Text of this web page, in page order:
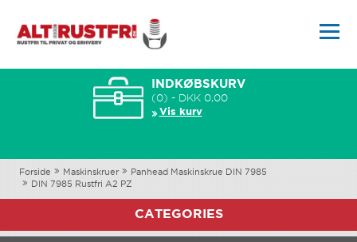
INDKØBSKURV
(0) - DKK 0,00
Vis kurv
Forside Maskinskruer
Panhead Maskinskrue DIN 7985
DIN 7985 Rustfri A2 PZ
CATEGORIES